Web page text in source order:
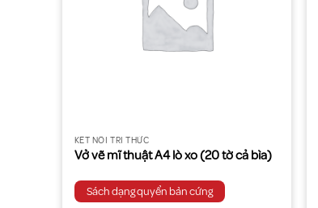
KẾT NỐI TRI THỨC
Vở vẽ mĩ thuật A4 lò xo (20 tờ cả bìa)
Sách dạng quyển bản cứng